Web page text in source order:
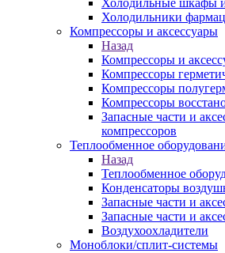
Холодильные шкафы
Холодильники
Компрессоры и аксессуары
Назад
Компрессоры и
Компрессоры
Компрессоры
Компрессоры
Запасные части и
компрессоров
Теплообменное
Назад
Теплообменное
Конденсаторы
Запасные части и
Запасные части и
Воздухоохладители
Моноблоки/сплит-системы